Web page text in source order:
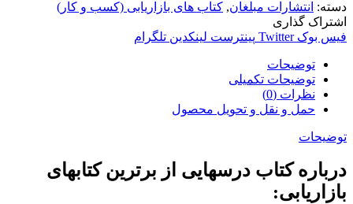
دسته: انتشارات مبلغان, کتاب های بازاریابی (کسب و کار)
اشتراک گذاری
فیس بوک Twitter پینترست لینکدین تلگرام
توضیحات
توضیحات تکمیلی
نظرات (0)
حمل و نقل و تحویل محصول
توضیحات
درباره کتاب درسهایی از برترین کتابهای
بازاریابی: